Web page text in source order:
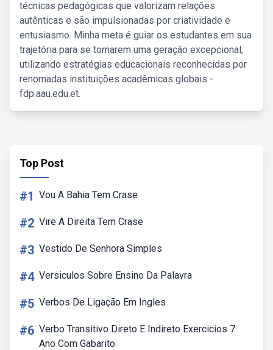
técnicas pedagógicas que valorizam relações
autênticas e são impulsionadas por criatividade e
entusiasmo. Minha meta é guiar os estudantes em sua
trajetória para se tornarem uma geração excepcional,
utilizando estratégias educacionais reconhecidas por
renomadas instituições acadêmicas globais -
fdp.aau.edu.et.
Top Post
#1 Vou A Bahia Tem Crase
#2 Vire A Direita Tem Crase
#3 Vestido De Senhora Simples
#4 Versiculos Sobre Ensino Da Palavra
#5 Verbos De Ligação Em Ingles
#6 Verbo Transitivo Direto E Indireto Exercicios 7
Ano Com Gabarito